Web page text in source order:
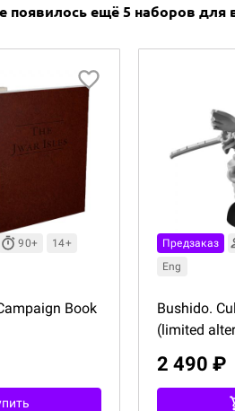
появилось ещё 5 наборов
90+
14+
Book
Предзаказ
Eng
Bushido.
(limited
2 490 ₽